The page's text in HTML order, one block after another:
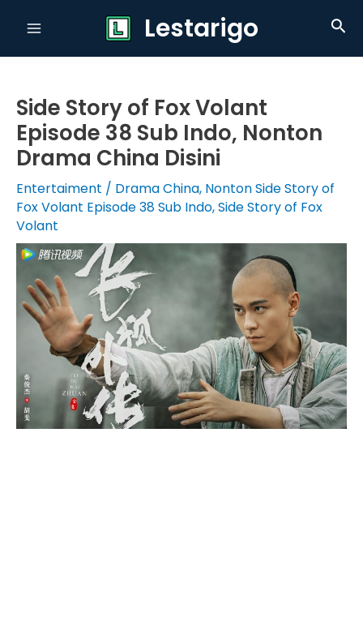
Lestarigo
Side Story of Fox Volant
Episode 38 Sub Indo, Nonton
Drama China Disini
Entertaiment / Drama China, Nonton Side Story of
Fox Volant Episode 38 Sub Indo,Side Story of Fox
Volant